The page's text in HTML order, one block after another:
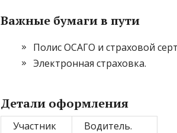
Важные бумаги в пути
Полис ОСАГО и страховой
Электронная страховка.
Детали оформления
Участник
Водитель.